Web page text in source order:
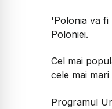
'Polonia va fi
Poloniei.
Cel mai
cele mai
Programul